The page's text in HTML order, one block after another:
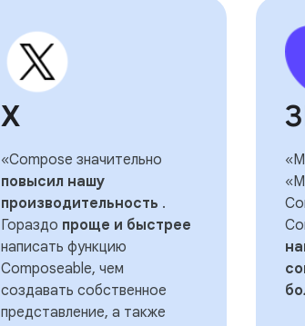
Х
«Compose значительно
повысил нашу
производительность .
Гораздо проще и быстрее
написать функцию
Composeable, чем
создавать собственное
представление, а также